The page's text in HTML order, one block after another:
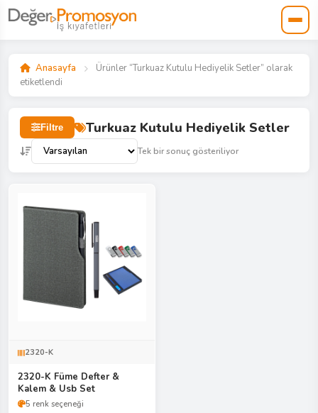
Anasayfa
Ürünler “Turkuaz Kutulu Hediyelik Setler” olarak
etiketlendi
Filtre Turkuaz Kutulu Hediyelik Setler
Tek bir sonuç gösteriliyor
2320-K
2320-K Füme Defter &
Kalem & Usb Set
5 renk seçeneği